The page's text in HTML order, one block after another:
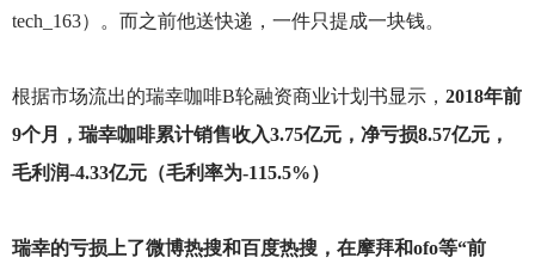
tech_163）。而之前他送快递，一件只提成一块钱。
根据市场流出的瑞幸咖啡B轮融资商业计划书显示， 2018年前
9个月，瑞幸咖啡累计销售收入3.75亿元，净亏损8.57亿元，
毛利润-4.33亿元（毛利率为-115.5%）
瑞幸的亏损上了微博热搜和百度热搜，在摩拜和ofo等“前